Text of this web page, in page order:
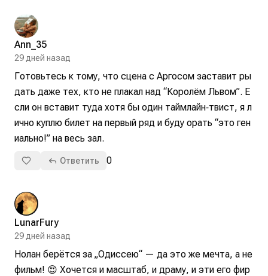
Ann_35
29 дней назад
Готовьтесь к тому, что сцена с Аргосом заставит ры
дать даже тех, кто не плакал над “Королём Львом”. Е
сли он вставит туда хотя бы один таймлайн‑твист, я л
ично куплю билет на первый ряд и буду орать “это ген
иально!” на весь зал.
Ответить 0
LunarFury
29 дней назад
Нолан берётся за „Одиссею“ — да это же мечта, а не
фильм! 😍 Хочется и масштаб, и драму, и эти его фир